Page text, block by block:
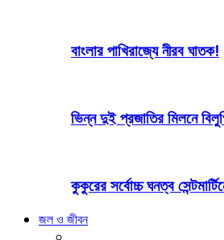
বাংলার পাখিরাজ্যে নীরব ঘাতক!
ভিন্ন দুই প্রজাতির মিলনে
কুকুরের সর্বোচ্চ ঘনত্ব
জল ও জীবন